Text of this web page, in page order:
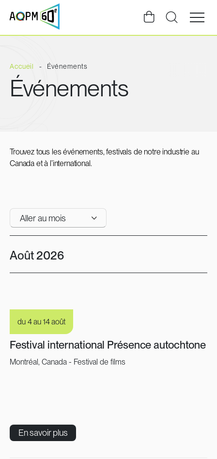
Ouvrir
la
du
Accueil Événements
Événements
Trouvez tous les événements, festivals de notre industrie au
Canada et à l’international.
Aller au mois
Août 2026
du 4 au 14 août
Festival international Présence autochtone
Montréal, Canada - Festival de films
En savoir plus